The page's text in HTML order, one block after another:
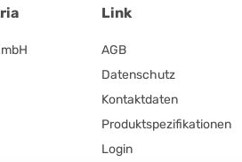
Link
AGB
Datenschutz
Kontaktdaten
Produktspezifikationen
Login